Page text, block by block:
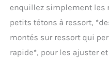
enquillez simplement les
petits tétons à ressort,
montés sur ressort qui
rapide*, pour les ajuster